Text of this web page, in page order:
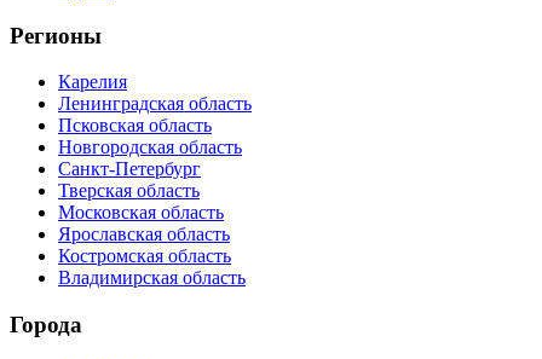
Регионы
Карелия
Ленинградская область
Псковская область
Новгородская область
Санкт-Петербург
Тверская область
Московская область
Ярославская область
Костромская область
Владимирская область
Города